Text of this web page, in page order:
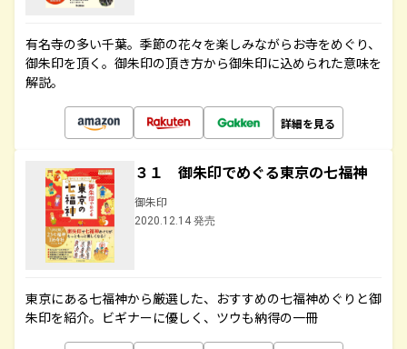
有名寺の多い千葉。季節の花々を楽しみながらお寺をめぐり、
御朱印を頂く。御朱印の頂き方から御朱印に込められた意味を
解説。
詳細を見る
３１ 御朱印でめぐる東京の七福神
御朱印
2020.12.14 発売
東京にある七福神から厳選した、おすすめの七福神めぐりと御
朱印を紹介。ビギナーに優しく、ツウも納得の一冊